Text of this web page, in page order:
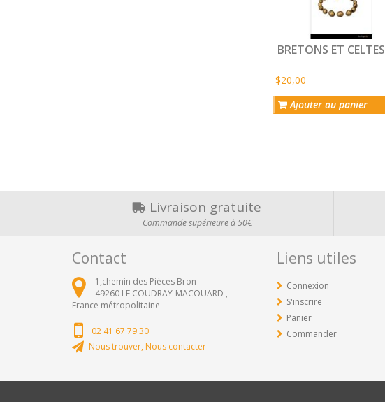
BRETONS ET CELTES
$20,00
Ajouter au panier
Livraison gratuite
Commande supérieure à 50€
Contact
1,chemin des Pièces Bron
49260 LE COUDRAY-MACOUARD ,
France métropolitaine
02 41 67 79 30
Nous trouver, Nous contacter
Liens utiles
Connexion
S'inscrire
Panier
Commander